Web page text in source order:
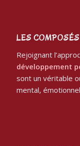
LES
Rejoignant
développement
sont un véritable
mental,